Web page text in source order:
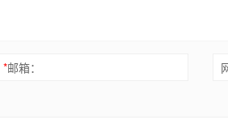
*邮箱：